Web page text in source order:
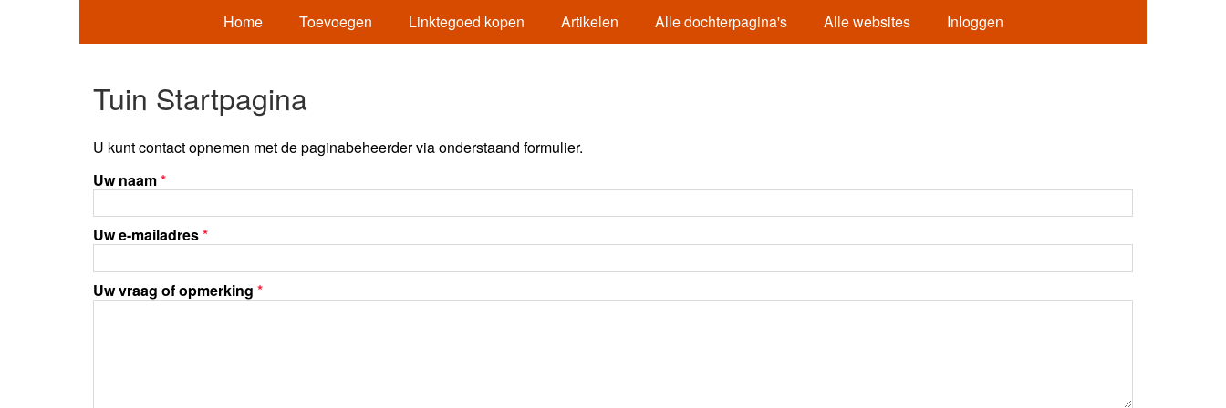
Home Toevoegen Linktegoed kopen Artikelen Alle dochterpagina's Alle websites Inloggen
Tuin Startpagina
U kunt contact opnemen met de paginabeheerder via onderstaand formulier.
Uw naam*
Uw e-mailadres*
Uw vraag of opmerking *